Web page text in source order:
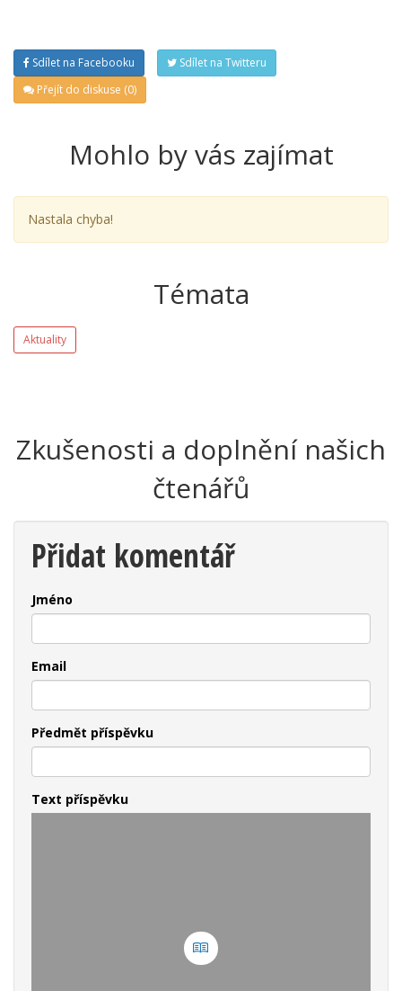
Sdílet na Facebooku
Sdílet na Twitteru
Přejít do diskuse (0)
Mohlo by vás zajímat
Nastala chyba!
Témata
Aktuality
Zkušenosti a doplnění našich
čtenářů
Přidat komentář
Jméno
Email
Předmět příspěvku
Text příspěvku